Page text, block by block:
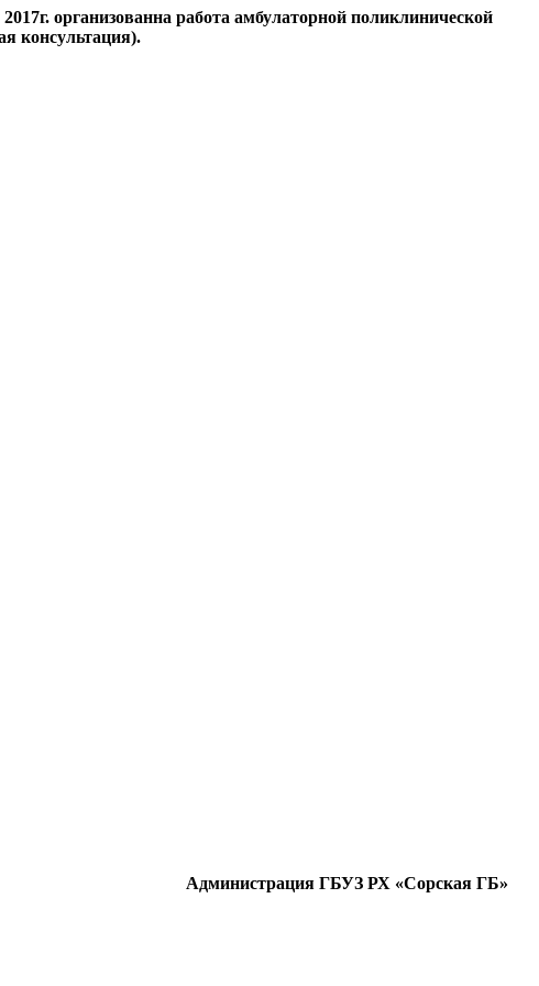
организованна работа амбулаторной поликлинической
консультация).
Администрация ГБУЗ РХ «Сорская ГБ»